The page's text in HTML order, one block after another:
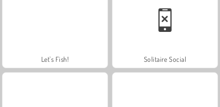
Let's Fish! Solitaire Social